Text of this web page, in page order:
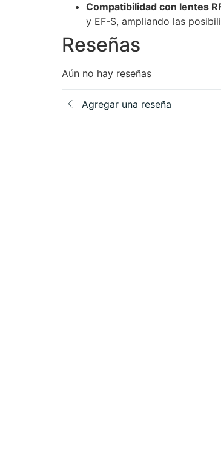
Compatibilidad con lentes
y EF-S, ampliando las
Reseñas
Aún no hay reseñas
Agregar una reseña